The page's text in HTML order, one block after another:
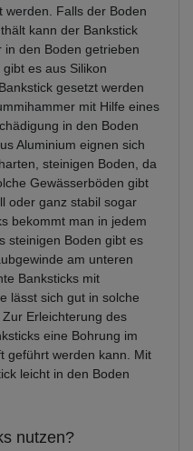
werden. Falls der Boden
kann der Bankstick
den Boden getrieben
es aus Silikon
gesetzt werden
mit Hilfe eines
in den Boden
Aluminium eignen sich
steinigen Boden, da
Gewässerböden gibt
oder ganz stabil sogar
bekommt man in jedem
steinigen Boden gibt es
am unteren
Banksticks mit
lässt sich gut in solche
Erleichterung des
eine Bohrung im
geführt werden kann. Mit
leicht in den Boden
nutzen?